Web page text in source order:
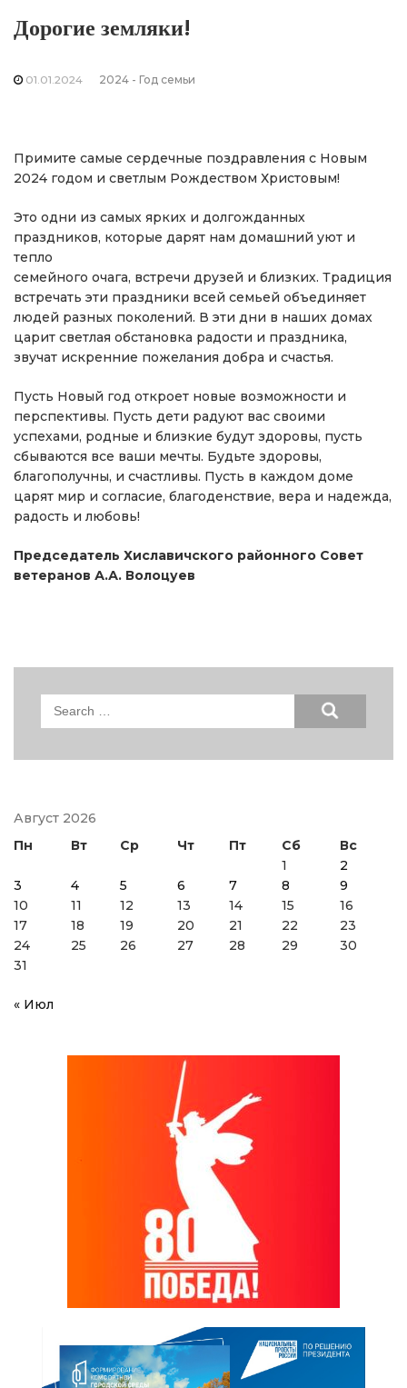
Дорогие земляки!
01.01.2024 2024 - Год семьи
Примите самые сердечные поздравления с Новым
2024 годом и светлым Рождеством Христовым!
Это одни из самых ярких и долгожданных
праздников, которые дарят нам домашний уют и
тепло
семейного очага, встречи друзей и близких. Традиция
встречать эти праздники всей семьей объединяет
людей разных поколений. В эти дни в наших домах
царит светлая обстановка радости и праздника,
звучат искренние пожелания добра и счастья.
Пусть Новый год откроет новые возможности и
перспективы. Пусть дети радуют вас своими
успехами, родные и близкие будут здоровы, пусть
сбываются все ваши мечты. Будьте здоровы,
благополучны, и счастливы. Пусть в каждом доме
царят мир и согласие, благоденствие, вера и надежда,
радость и любовь!
Председатель Хиславичского районного Совет
ветеранов А.А. Волоцуев
Search
Август 2026
Пн
Вт Ср Чт Пт Сб
Вс
1
2
3
4 5 6 7 8
9
10
11 12 13 14 15
16
17
18 19 20 21 22
23
24
25 26 27 28 29
30
31
« Июл